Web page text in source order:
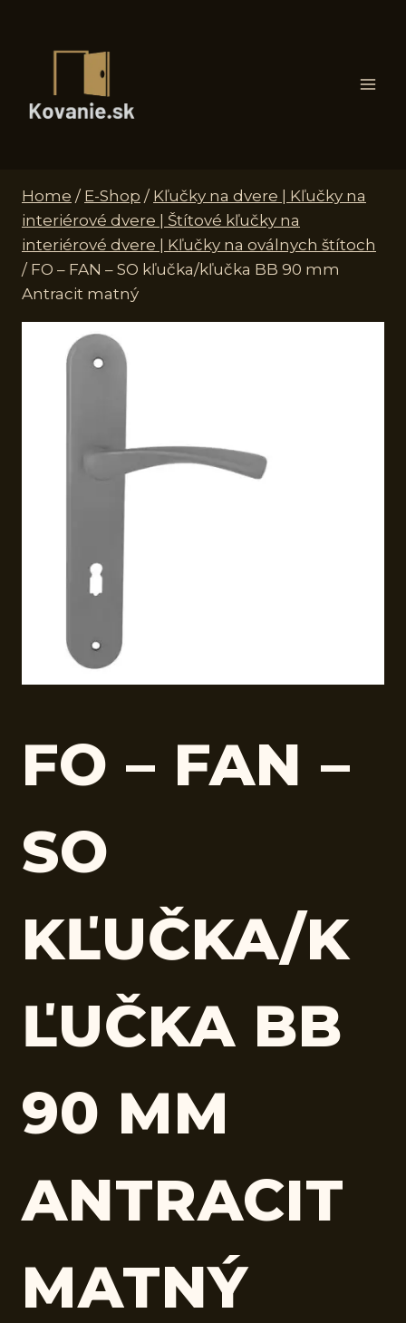
Home / E-Shop / Kľučky na dvere | Kľučky na
interiérové dvere | Štítové kľučky na
interiérové dvere | Kľučky na oválnych štítoch
/ FO – FAN – SO kľučka/kľučka BB 90 mm
Antracit matný
FO – FAN –
SO
KĽUČKA/K
ĽUČKA BB
90 MM
ANTRACIT
MATNÝ